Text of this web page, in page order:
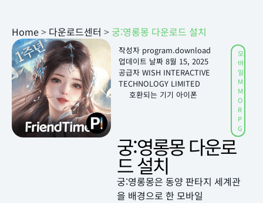
Home> 다운로드센터 > 궁:영롱몽 다운로드 설치
작성자 program.download
업데이트 날짜 8월 15, 2025
공급자 WISH INTERACTIVE
TECHNOLOGY LIMITED
호환되는 기기 아이폰
모
바
일
M
M
O
R
P
G
궁:영롱몽 다운로
드 설치
궁:영롱몽은 동양 판타지 세계관
을 배경으로 한 모바일